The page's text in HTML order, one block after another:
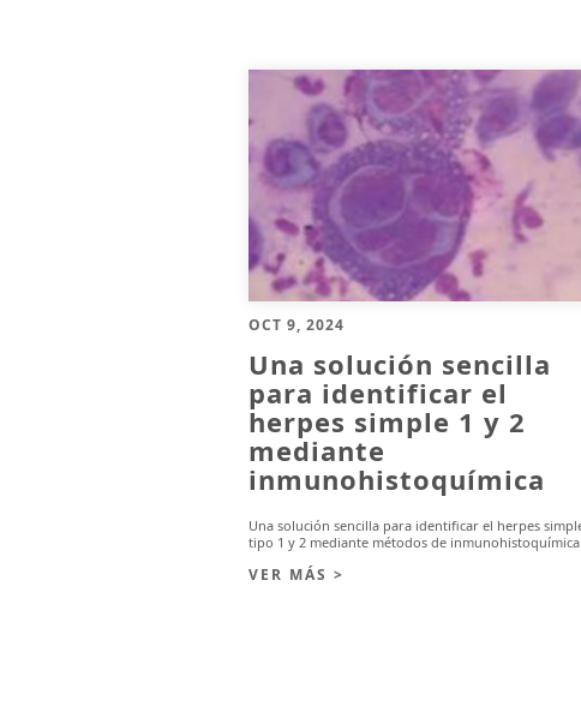
OCT 9, 2024
Una solución sencilla
para identificar el
herpes simple 1 y 2
mediante
inmunohistoquímica
Una solución sencilla para identificar el herpes
tipo 1 y 2 mediante métodos de inmunohistoquímica
VER MÁS >